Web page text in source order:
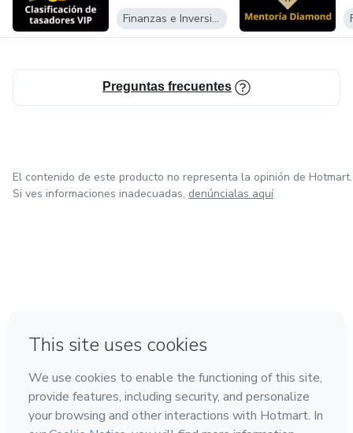
Finanzas e Inversiones
Preguntas frecuentes
El contenido de este producto no representa la opinión de Hotmart.
Si ves informaciones inadecuadas, denúncialas aquí
Hecho con❤ en Ciudad de México